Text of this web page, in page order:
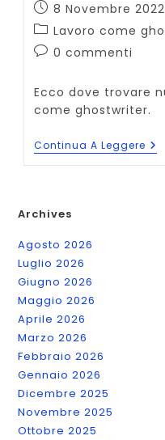
Articolo
pubblicato:
8 Novembre 2022
Categoria
dell'articolo:
Lavoro come
Commenti
0 commenti
Ecco dove trovare
come ghostwriter.
Continua A Leggere
Archives
Agosto 2026
Luglio 2026
Giugno 2026
Maggio 2026
Aprile 2026
Marzo 2026
Febbraio 2026
Gennaio 2026
Dicembre 2025
Novembre 2025
Ottobre 2025